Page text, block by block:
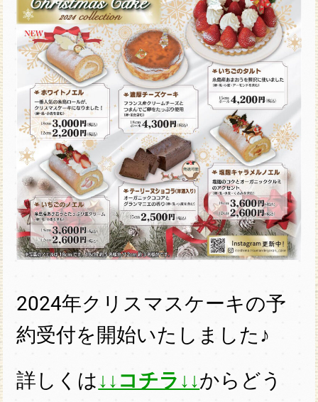
2024年クリスマスケーキの予
約受付を開始いたしました♪
詳しくは↓↓コチラ↓↓からどう